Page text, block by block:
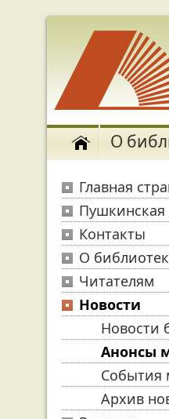
О
Главная
Пушкинская
Контакты
О
Читателям
Новости
Новости
Анонсы
События
Архив